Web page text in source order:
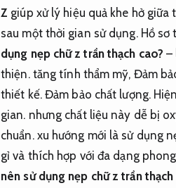
Z giúp xử lý hiệu quả khe hở giữa
sau một thời gian sử dụng. Hồ sơ
dụng nẹp chữ z trần thạch cao? –
thiện.tăng tính thẩm mỹ, Đảm
thiết kế. Đảm bảo chất lượng.
gian. nhưng chất liệu này dễ bị
chuẩn.xu hướng mới là sử dụng
gỉ và thích hợp với đa dạng
nên sử dụng nẹp chữ z trần